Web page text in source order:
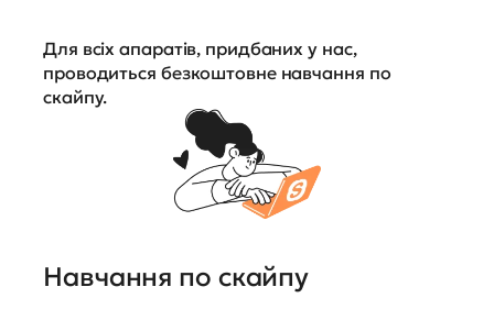
Для всіх апаратів, придбаних у нас,
проводиться безкоштовне навчання по
скайпу.
Навчання по скайпу